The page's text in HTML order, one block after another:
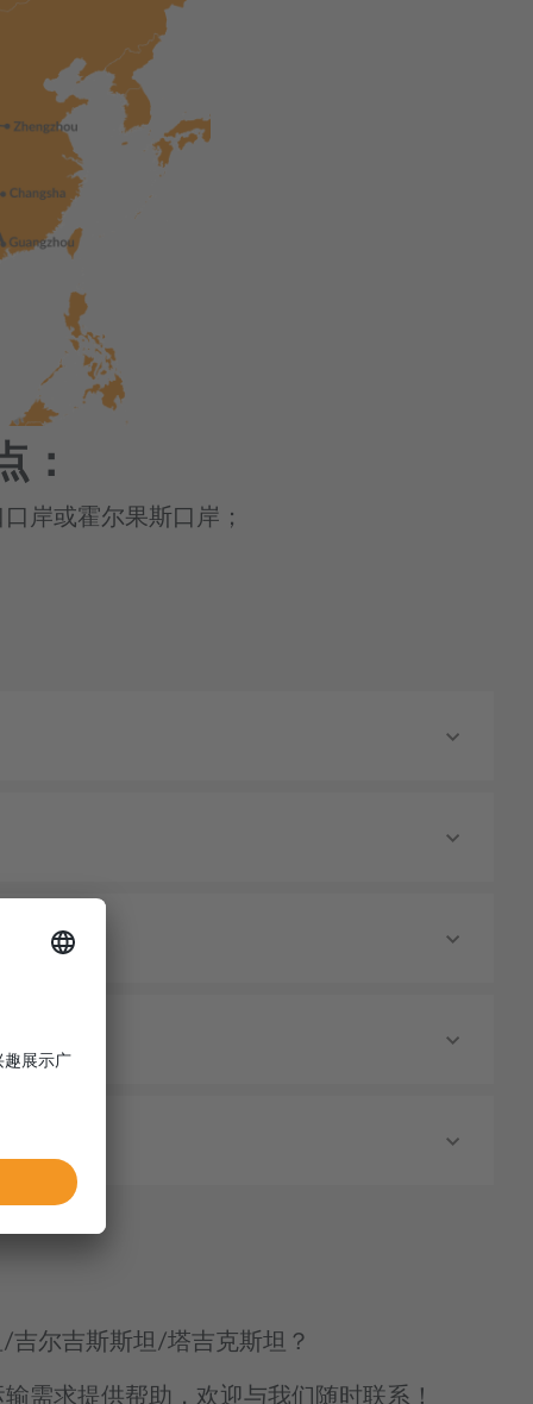
：
岸或霍尔果斯口岸；
尔吉斯斯坦/塔吉克斯坦？
需求提供帮助，欢迎与我们随时联系！